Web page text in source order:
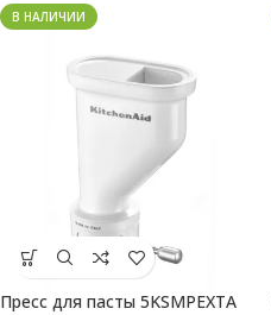
В НАЛИЧИИ
Пресс для пасты 5KSMPEXTA